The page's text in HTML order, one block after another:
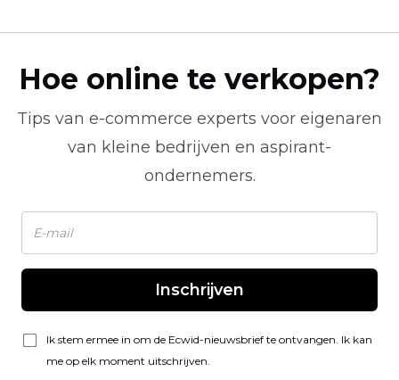
Hoe online te verkopen?
Tips van e-commerce experts voor eigenaren
van kleine bedrijven en aspirant-
ondernemers.
Inschrijven
Ik stem ermee in om de Ecwid-nieuwsbrief te ontvangen. Ik kan
me op elk moment uitschrijven.